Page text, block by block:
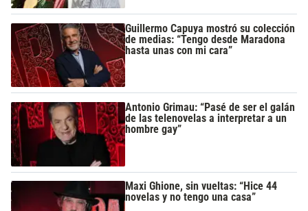
Guillermo Capuya mostró su colección
de medias: “Tengo desde Maradona
hasta unas con mi cara”
Antonio Grimau: “Pasé de ser el galán
de las telenovelas a interpretar a un
hombre gay”
Maxi Ghione, sin vueltas: “Hice 44
novelas y no tengo una casa”